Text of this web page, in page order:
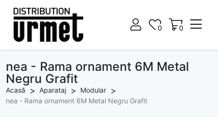
0
0 0
nea - Rama ornament 6M Metal
Negru Grafit
Acasă Aparataj
Modular
nea - Rama ornament 6M Metal Negru Grafit